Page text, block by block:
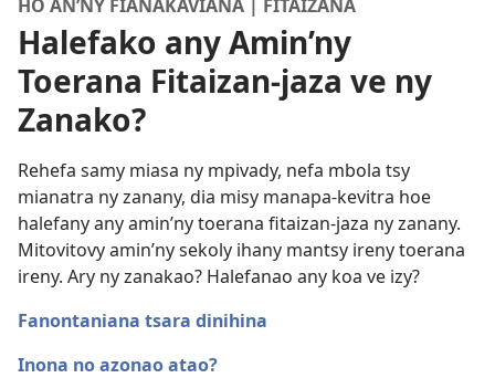
HO AN’NY FIANAKAVIANA | FITAIZANA
Halefako any Amin’ny
Toerana Fitaizan-jaza ve ny
Zanako?
Rehefa samy miasa ny mpivady, nefa mbola tsy
mianatra ny zanany, dia misy manapa-kevitra hoe
halefany any amin’ny toerana fitaizan-jaza ny zanany.
Mitovitovy amin’ny sekoly ihany mantsy ireny toerana
ireny. Ary ny zanakao? Halefanao any koa ve izy?
Fanontaniana tsara dinihina
Inona no azonao atao?